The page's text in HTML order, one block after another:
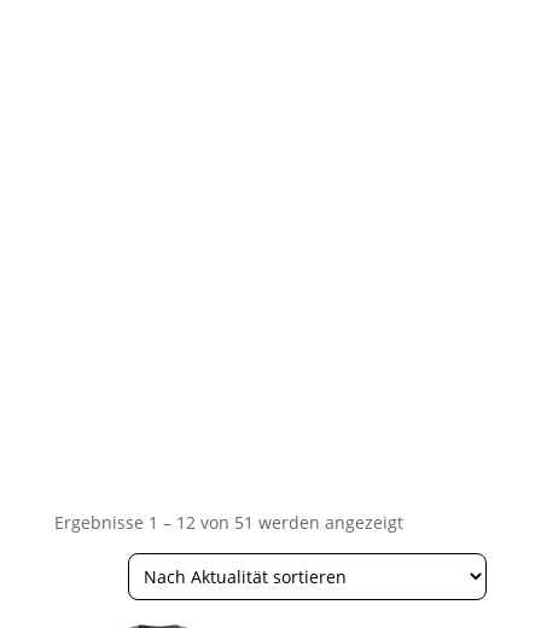
Ergebnisse 1 – 12 von 51 werden angezeigtNach
Aktualität